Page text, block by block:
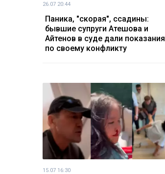
26.07 20:44
Паника, "скорая", ссадины:
бывшие супруги Атешова и
Айтенов в суде дали показания
по своему конфликту
15.07 16:30